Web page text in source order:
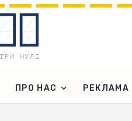
ПРО НАС РЕКЛАМА